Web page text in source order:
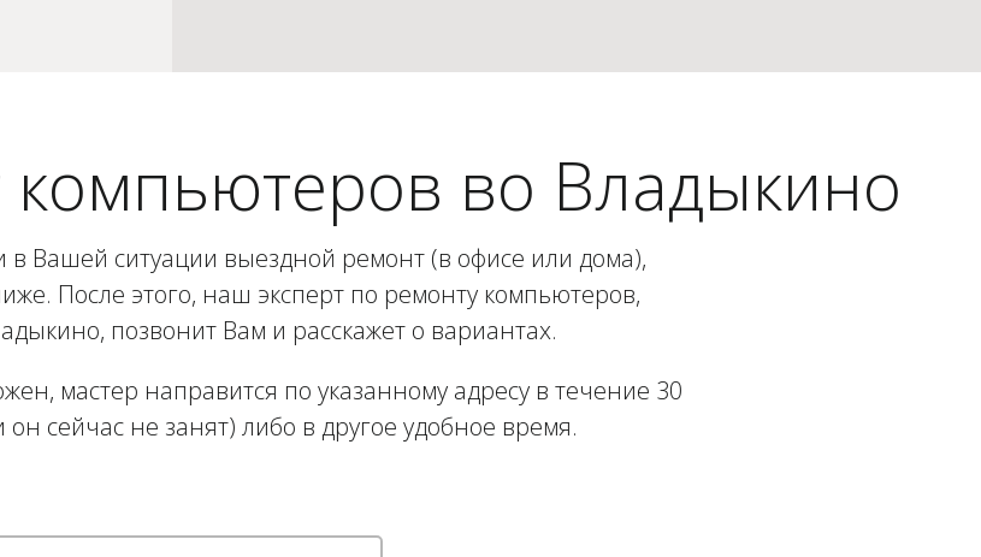
во Владыкино
в Вашей ситуации выездной ремонт (в офисе или дома),
После этого, наш эксперт по ремонту компьютеров,
позвонит Вам и расскажет о вариантах.
мастер направится по указанному адресу в течение 30
он сейчас не занят) либо в другое удобное время.